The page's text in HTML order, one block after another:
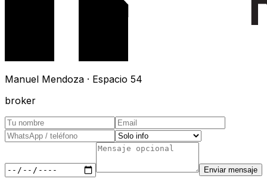
Manuel Mendoza · Espacio 54
broker
Enviar mensaje